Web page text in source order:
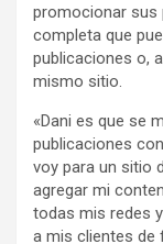
promocionar
completa que
publicaciones o,
mismo sitio.
«Dani es que se
publicaciones
voy para un sitio
agregar mi
todas mis redes
a mis clientes de